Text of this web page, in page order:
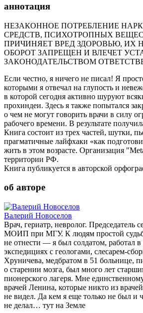
аннотация
НЕЗАКОННОЕ ПОТРЕБЛЕНИЕ
СРЕДСТВ, ПСИХОТРОПНЫХ
ПРИЧИНЯЕТ ВРЕД ЗДОРОВЬЮ, ИХ
ОБОРОТ ЗАПРЕЩЕН И ВЛЕЧЕТ
ЗАКОНОДАТЕЛЬСТВОМ
Если честно, я ничего не писал! Я
которыми я отвечал на глупость и
в которой сегодня активно шуруют
прохиндеи. Здесь я также попытался
о чем не могут говорить врачи в силу
рабочего времени. В результате
Книга состоит из трех частей, шутки,
прагматичные лайфхаки «как
жить в этом возрасте. Организация
территории РФ.
Книга публикуется в авторской
об авторе
Валерий Новоселов
Врач, гериатр, невролог. Председатель
МОИП при МГУ. К людям простой
не отнести — я был солдатом, работал
экспедициях с геологами, слесарем-
Хруничева, медбратом в 51 больнице,
о старении мозга, был много лет
пионерского лагеря. Мне
врачей Ленина, которые никто из
не видел. Да кем я еще только не был и
не делал… тут на Земле